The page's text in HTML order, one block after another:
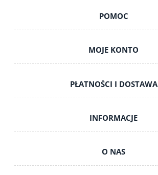
POMOC
MOJE KONTO
PŁATNOŚCI I DOSTAWA
INFORMACJE
O NAS